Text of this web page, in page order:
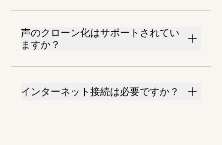
声のクローン化はサポートされてい
ますか？
インターネット接続は必要ですか？